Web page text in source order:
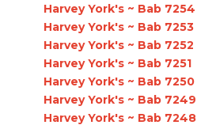
Harvey York's ~ Bab 7254
Harvey York's ~ Bab 7253
Harvey York's ~ Bab 7252
Harvey York's ~ Bab 7251
Harvey York's ~ Bab 7250
Harvey York's ~ Bab 7249
Harvey York's ~ Bab 7248